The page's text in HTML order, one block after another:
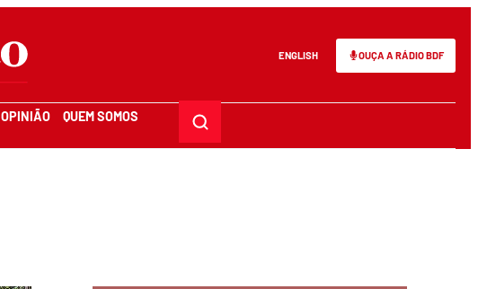
ENGLISH OUÇA A RÁDIO BDF
OPINIÃO QUEM SOMOS